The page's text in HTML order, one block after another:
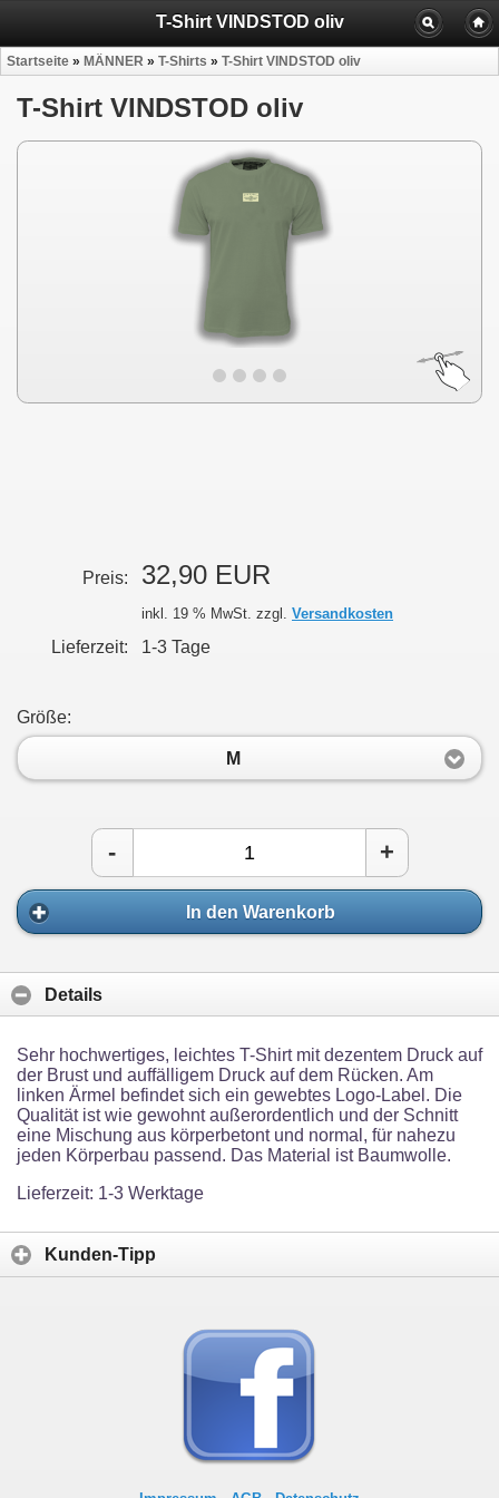
T-Shirt VINDSTOD oliv
Startseite » MÄNNER » T-Shirts » T-Shirt VINDSTOD oliv
T-Shirt VINDSTOD oliv
Preis: 32,90 EUR
inkl. 19 % MwSt. zzgl. Versandkosten
Lieferzeit: 1-3 Tage
Größe:
M
- +
In den Warenkorb
Details
Sehr hochwertiges, leichtes T-Shirt mit dezentem Druck auf
der Brust und auffälligem Druck auf dem Rücken. Am
linken Ärmel befindet sich ein gewebtes Logo-Label. Die
Qualität ist wie gewohnt außerordentlich und der Schnitt
eine Mischung aus körperbetont und normal, für nahezu
jeden Körperbau passend. Das Material ist Baumwolle.
Lieferzeit: 1-3 Werktage
Kunden-Tipp